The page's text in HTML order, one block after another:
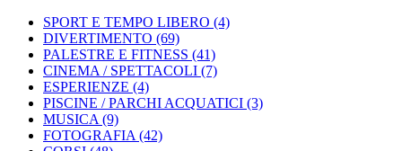
SPORT E TEMPO LIBERO (4)
DIVERTIMENTO (69)
PALESTRE E FITNESS (41)
CINEMA / SPETTACOLI (7)
ESPERIENZE (4)
PISCINE / PARCHI ACQUATICI (3)
MUSICA (9)
FOTOGRAFIA (42)